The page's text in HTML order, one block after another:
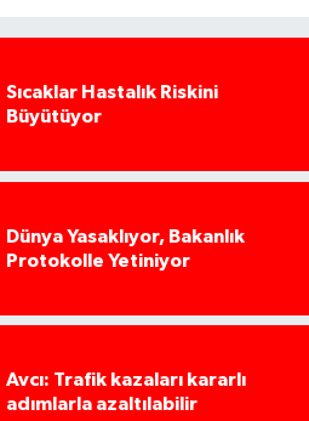
Sıcaklar Hastalık Riskini
Büyütüyor
Dünya Yasaklıyor, Bakanlık
Protokolle Yetiniyor
Avcı: Trafik kazaları kararlı
adımlarla azaltılabilir